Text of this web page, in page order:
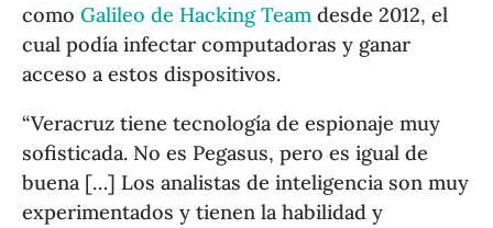
comoGalileo de Hacking Team desde 2012, el
cual podía infectar computadoras y ganar
acceso a estos dispositivos.
“Veracruz tiene tecnología de espionaje muy
sofisticada. No es Pegasus, pero es igual de
buena […] Los analistas de inteligencia son muy
experimentados y tienen la habilidad y